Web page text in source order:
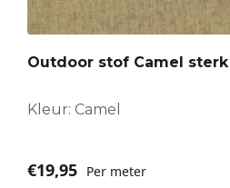
Outdoor stof Camel
Kleur: Camel
€19,95 Per meter